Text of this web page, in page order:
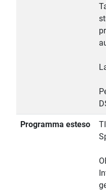
Programma esteso